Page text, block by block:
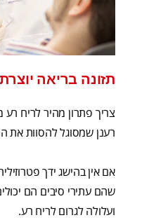
תזונה בריאה
צריך פתרון מהיר לריח
רענן שמסוגל להסוות את
אם אין בהישג ידך
שהם עתירי סיבים הם
ועלולה לגרום לריח רע.